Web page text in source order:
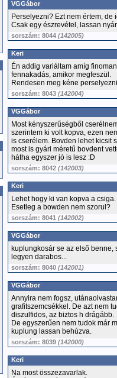
VGGábor
Perselyezni? Ezt nem értem,
Csak egy észrevétel, lassan
sorszám: 8044 (142005)
Keri
Én addig variáltam amíg
fennakadás, amikor megfeszül.
Rendesen meg kéne
sorszám: 8043 (142004)
VGGábor
Most kényszerűségből
szerintem ki volt kopva, ezen
is cserélem. Bovden lehet kicsit
most is gyári méretű bovdent
hátha egyszer jó is lesz :D
sorszám: 8042 (142003)
Keri
Lehet hogy ki van kopva a csiga.
Esetleg a bowden nem szorul?
sorszám: 8041 (142002)
VGGábor
kuplungkosár se az első benne,
legyen darabos...
sorszám: 8040 (142001)
VGGábor
Annyira nem fogsz,
grafitszemcsékkel. De azt nem
diszulfidos, az biztos h drágább.
De egyszerűen nem tudok már
kuplung lassan behúzva.
sorszám: 8039 (142000)
Keri
Na most összezavarlak.